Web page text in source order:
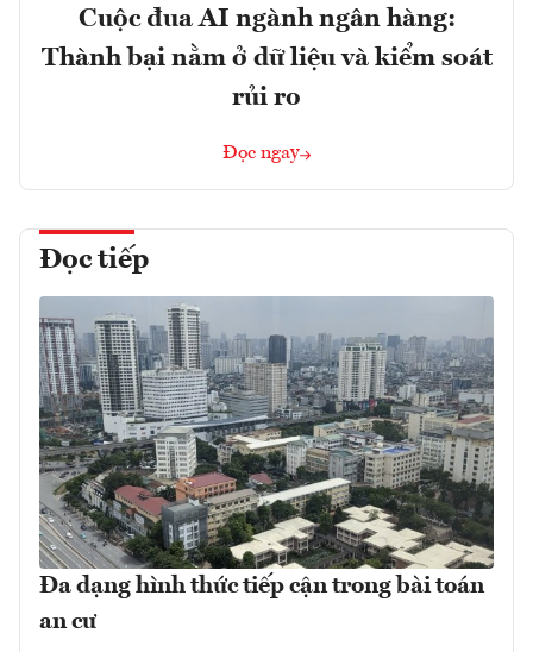
Cuộc đua AI ngành ngân hàng:
Thành bại nằm ở dữ liệu và kiểm soát
rủi ro
Đọc ngay
Đọc tiếp
Đa dạng hình thức tiếp cận trong bài toán
an cư